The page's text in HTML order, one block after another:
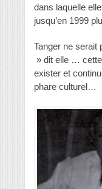
dans laquelle
jusqu’en 1999
Tanger ne serait
» dit elle …
exister et
phare culturel…